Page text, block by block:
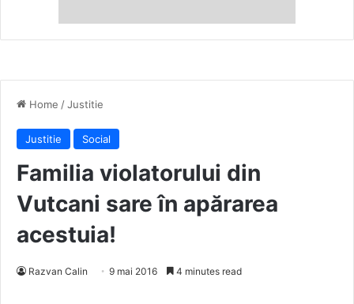
Home /Justitie
Justitie Social
Familia violatorului din
Vutcani sare în apărarea
acestuia!
Razvan Calin 9 mai 2016 4 minutes read